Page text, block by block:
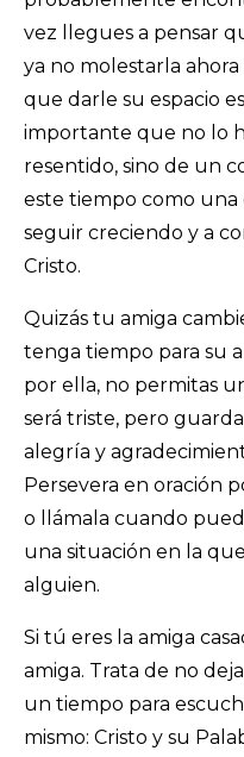
vez llegues a pensar
ya no molestarla ahora
que darle su espacio
importante que no lo
resentido, sino de un
este tiempo como
seguir creciendo y a
Cristo.
Quizás tu amiga
tenga tiempo para su
por ella, no permitas
será triste, pero
alegría y
Persevera en oración
o llámala cuando
una situación en la
alguien.
Si tú eres la amiga
amiga. Trata de no
un tiempo para
mismo: Cristo y su